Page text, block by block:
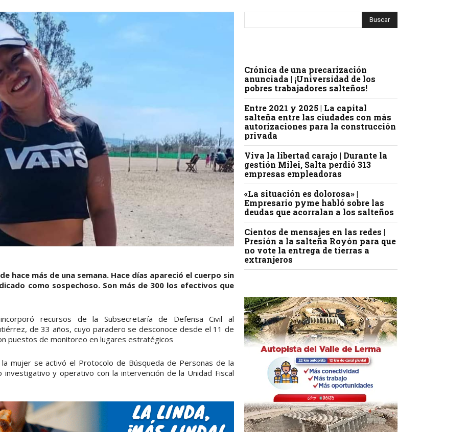
hace más de una semana. Hace días apareció el cuerpo sin
como sospechoso. Son más de 300 los efectivos que
recursos de la Subsecretaría de Defensa Civil al
de 33 años, cuyo paradero se desconoce desde el 11 de
puestos de monitoreo en lugares estratégicos
mujer se activó el Protocolo de Búsqueda de Personas de la
y operativo con la intervención de la Unidad Fiscal
Crónica de una precarización
anunciada | ¡Universidad de los
pobres trabajadores salteños!
Entre 2021 y 2025 | La capital
salteña entre las ciudades con más
autorizaciones para la construcción
privada
Viva la libertad carajo | Durante la
gestión Milei, Salta perdió 313
empresas empleadoras
«La situación es dolorosa» |
Empresario pyme habló sobre las
deudas que acorralan a los salteños
Cientos de mensajes en las redes |
Presión a la salteña Royón para que
no vote la entrega de tierras a
extranjeros